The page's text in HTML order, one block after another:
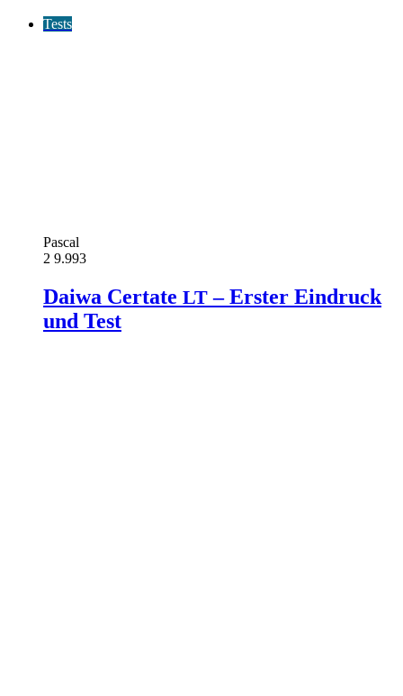
Tests
Pascal
2 9.993
Daiwa Certate LT – Erster Eindruck
und Test